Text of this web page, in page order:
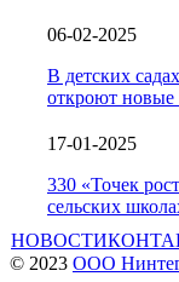
06-02-2025
В детских
откроют новые
17-01-2025
330 «Точек
сельских
НОВОСТИ
© 2023 ООО